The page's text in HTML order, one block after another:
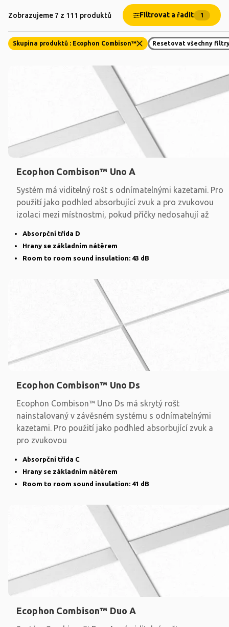
Zobrazujeme 7 z 111 produktů Filtrovat a řadit 1
Skupina produktů : Ecophon Combison™ Resetovat všechny
Ecophon Combison™ Uno A
Systém má viditelný rošt s odnímatelnými kazetami. Pro
použití jako podhled absorbující zvuk a pro zvukovou
izolaci mezi místnostmi, pokud příčky nedosahují až
Absorpční třída D
Hrany se základním nátěrem
Room to room sound insulation: 43 dB
Ecophon Combison™ Uno Ds
Ecophon Combison™ Uno Ds má skrytý rošt
nainstalovaný v závěsném systému s odnímatelnými
kazetami. Pro použití jako podhled absorbující zvuk a
pro zvukovou
Absorpční třída C
Hrany se základním nátěrem
Room to room sound insulation: 41 dB
Ecophon Combison™ Duo A